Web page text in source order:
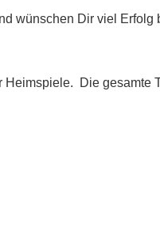
wünschen Dir viel Erfolg
Heimspiele.
Die gesamte